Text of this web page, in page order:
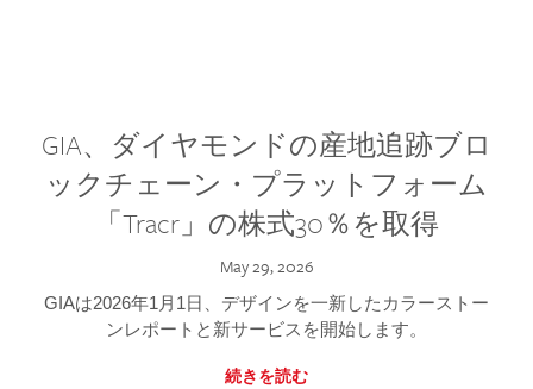
GIA、ダイヤモンドの産地追跡ブロ
ックチェーン・プラットフォーム
「Tracr」の株式30％を取得
May 29, 2026
GIAは2026年1月1日、デザインを一新したカラーストー
ンレポートと新サービスを開始します。
続きを読む